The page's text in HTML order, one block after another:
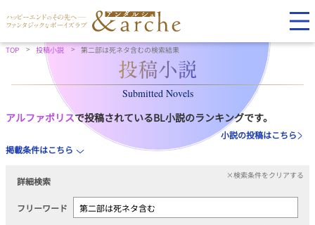
TOP 投稿小説 第二部は死ネタ含むの検索結果
Submitted Novels
アルファポリスで投稿されているBL小説のランキングです。
小説の投稿はこちら
掲載条件はこちら
詳細検索
×検索条件をクリアする
フリーワード